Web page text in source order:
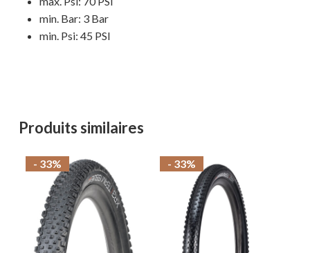
min. Bar: 3 Bar
min. Psi: 45 PSI
Produits similaires
- 33% - 33%